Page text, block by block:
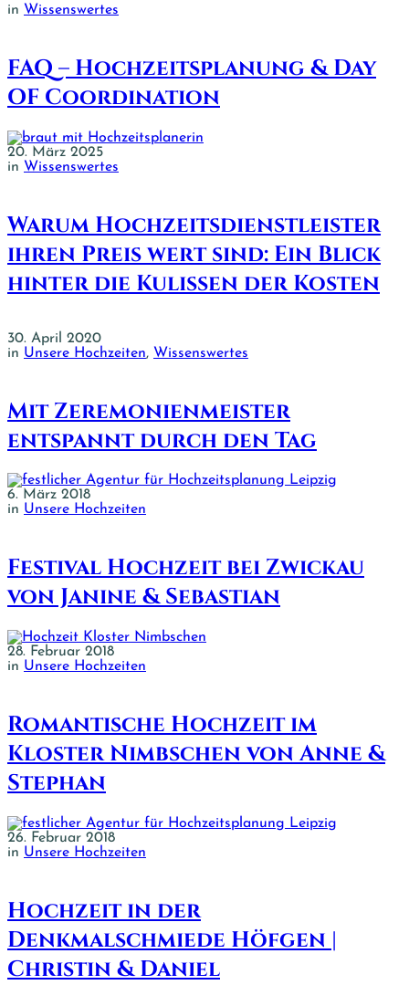
in Wissenswertes
FAQ – Hochzeitsplanung & Day
OF Coordination
20. März 2025
in Wissenswertes
Warum Hochzeitsdienstleister
ihren Preis wert sind: Ein Blick
hinter die Kulissen der Kosten
30. April 2020
in Unsere Hochzeiten, Wissenswertes
Mit Zeremonienmeister
entspannt durch den Tag
6. März 2018
in Unsere Hochzeiten
Festival Hochzeit bei Zwickau
von Janine & Sebastian
28. Februar 2018
in Unsere Hochzeiten
Romantische Hochzeit im
Kloster Nimbschen von Anne &
Stephan
26. Februar 2018
in Unsere Hochzeiten
Hochzeit in der
Denkmalschmiede Höfgen |
Christin & Daniel